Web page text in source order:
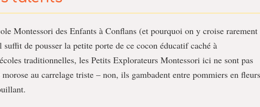
Montessori des Enfants à Conflans (et pourquoi on y croise rarement
de pousser la petite porte de ce cocon éducatif caché à
traditionnelles, les Petits Explorateurs Montessori ici ne sont pas
au carrelage triste – non, ils gambadent entre pommiers en